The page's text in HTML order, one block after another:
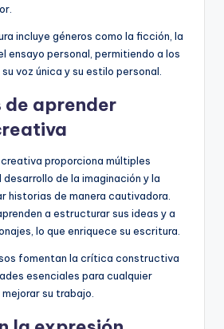
incluye géneros como la ficción, la
ensayo personal, permitiendo a los
voz única y su estilo personal.
de aprender
proporciona múltiples
de la imaginación y la
historias de manera cautivadora.
a estructurar sus ideas y a
lo que enriquece su escritura.
fomentan la crítica constructiva
esenciales para cualquier
su trabajo.